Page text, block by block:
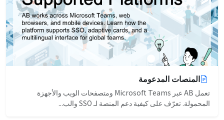
المنصات المدعومة
تعمل AB عبر Microsoft Teams ومتصفحات الويب والأجهزة
المحمولة. تعرّف على كيفية دعم المنصة لـ SSO والب...